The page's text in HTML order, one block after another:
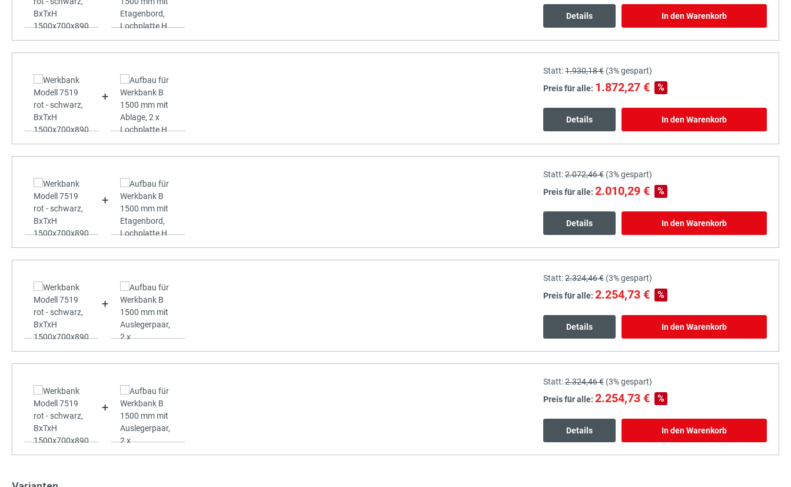
Details In den Warenkorb
+
Statt:1.930,18 € (3%gespart)
Preis für alle: 1.872,27 € %
Details In den Warenkorb
+
Statt:2.072,46 € (3%gespart)
Preis für alle: 2.010,29 € %
Details In den Warenkorb
+
Statt:2.324,46 € (3%gespart)
Preis für alle: 2.254,73 € %
Details In den Warenkorb
+
Statt:2.324,46 € (3%gespart)
Preis für alle: 2.254,73 € %
Details In den Warenkorb